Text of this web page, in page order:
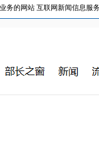
的网站 互联网新闻信息服